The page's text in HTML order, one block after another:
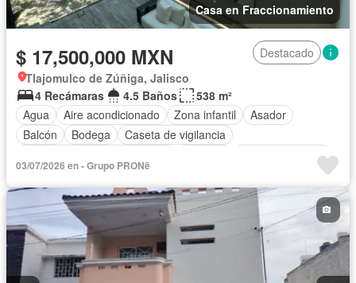
Casa en Fraccionamiento
$ 17,500,000 MXN
Destacado
Tlajomulco de Zúñiga, Jalisco
4 Recámaras
4.5 Baños
538 m²
Agua
Aire acondicionado Zona infantil
Asador
Balcón
Bodega
Caseta de vigilancia
Cocina equipada
Cocina integral
Cuarto de Limpieza
Electricidad
Estacionamiento Gas natural
Internet
Jardín
Despacho
Recámara con closet
Sala polivalente
Seguridad
Televisión por cable
Terraza
Vista panorámica
Zonas verdes
Sin amueblar
03/07/2026 en - Grupo PRONë